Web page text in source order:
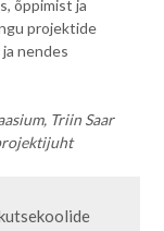
õppimist ja
projektide
nendes
Triin Saar